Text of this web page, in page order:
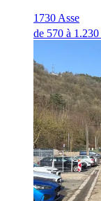
1730 Asse
de 570 à 1.230